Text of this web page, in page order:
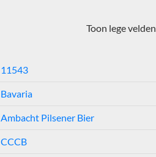
Toon lege velden
11543
Bavaria
Ambacht Pilsener Bier
CCCB